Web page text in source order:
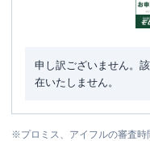
申し訳ございません。
在いたしません。
※プロミス、アイフルの審査